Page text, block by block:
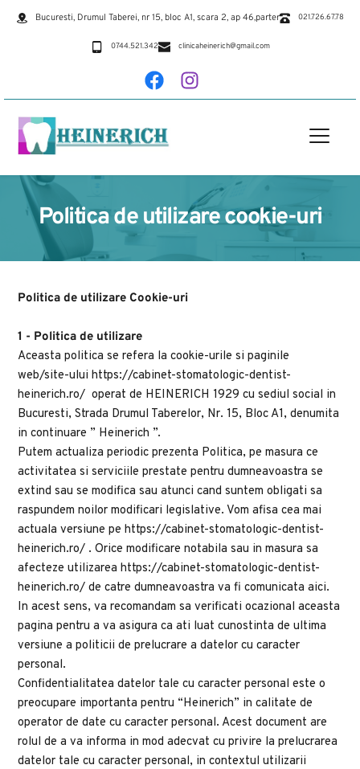
Bucuresti, Drumul Taberei, nr 15, bloc A1, scara 2, ap 46,parter 021.726.67.78
0744.521.342 clinicaheinerich@gmail.com
Politica de utilizare cookie-uri
Politica de utilizare Cookie-uri
1 - Politica de utilizare
Aceasta politica se refera la cookie-urile si paginile
web/site-ului https://cabinet-stomatologic-dentist-
heinerich.ro/  operat de HEINERICH 1929 cu sediul social in
Bucuresti, Strada Drumul Taberelor, Nr. 15, Bloc A1, denumita
in continuare ” Heinerich ”.
Putem actualiza periodic prezenta Politica, pe masura ce
activitatea si serviciile prestate pentru dumneavoastra se
extind sau se modifica sau atunci cand suntem obligati sa
raspundem noilor modificari legislative. Vom afisa cea mai
actuala versiune pe https://cabinet-stomatologic-dentist-
heinerich.ro/ . Orice modificare notabila sau in masura sa
afecteze utilizarea https://cabinet-stomatologic-dentist-
heinerich.ro/ de catre dumneavoastra va fi comunicata aici.
In acest sens, va recomandam sa verificati ocazional aceasta
pagina pentru a va asigura ca ati luat cunostinta de ultima
versiune a politicii de prelucrare a datelor cu caracter
personal.
Confidentialitatea datelor tale cu caracter personal este o
preocupare importanta pentru “Heinerich” in calitate de
operator de date cu caracter personal. Acest document are
rolul de a va informa in mod adecvat cu privire la prelucrarea
datelor tale cu caracter personal, in contextul utilizarii